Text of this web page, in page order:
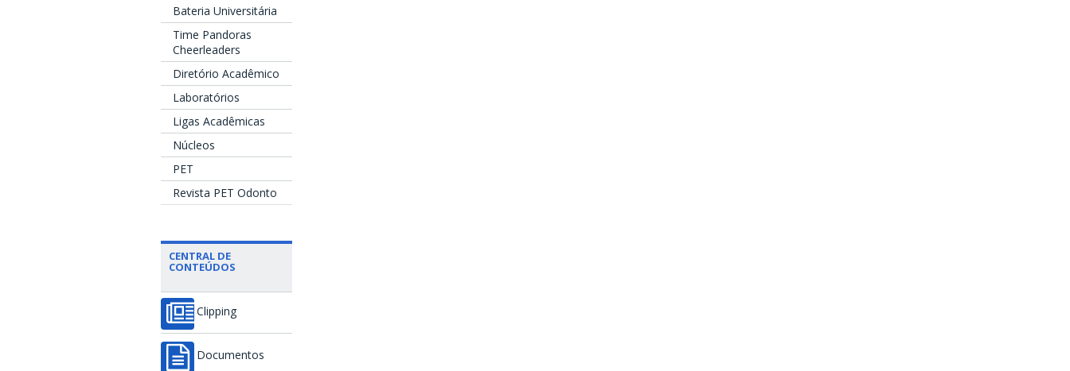
Bateria Universitária
Time Pandoras
Cheerleaders
Diretório Acadêmico
Laboratórios
Ligas Acadêmicas
Núcleos
PET
Revista PET Odonto
CENTRAL DE
CONTEÚDOS
Clipping
Documentos